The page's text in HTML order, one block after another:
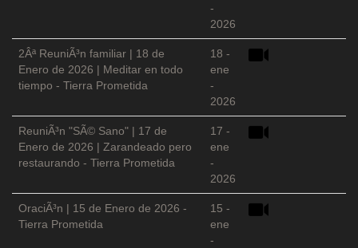
-
2026
2Âª ReuniÃ³n familiar | 18 de
Enero de 2026 | Meditar en todo
tiempo - Tierra Prometida
18 -
ene
-
2026
ReuniÃ³n "SÃ© Sano" | 17 de
Enero de 2026 | Zarandeado pero
restaurando - Tierra Prometida
17 -
ene
-
2026
OraciÃ³n | 15 de Enero de 2026 -
Tierra Prometida
15 -
ene
-